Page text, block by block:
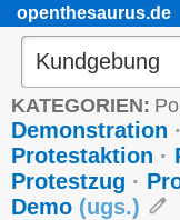
openthesaurus.de
KATEGORIEN:
Demonstration ·
Protestaktion ·
Protestzug ·
Demo (ugs.)